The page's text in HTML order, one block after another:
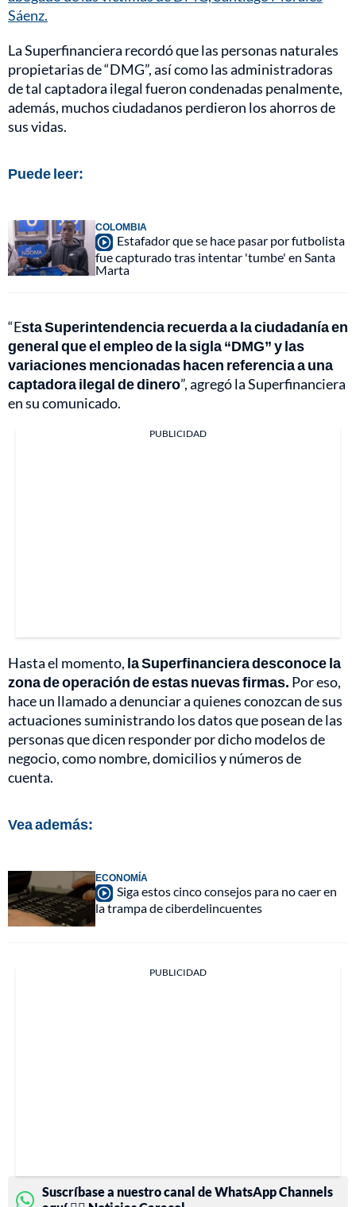
Sáenz.
La Superfinanciera recordó que las personas naturales
propietarias de “DMG”, así como las administradoras
de tal captadora ilegal fueron condenadas penalmente,
además, muchos ciudadanos perdieron los ahorros de
sus vidas.
Puede leer:
COLOMBIA
Estafador que se hace pasar por futbolista
fue capturado tras intentar 'tumbe' en Santa
Marta
“Esta Superintendencia recuerda a la ciudadanía en
general que el empleo de la sigla “DMG” y las
variaciones mencionadas hacen referencia a una
captadora ilegal de dinero”, agregó la Superfinanciera
en su comunicado.
PUBLICIDAD
Hasta el momento, la Superfinanciera desconoce la
zona de operación de estas nuevas firmas. Por eso,
hace un llamado a denunciar a quienes conozcan de sus
actuaciones suministrando los datos que posean de las
personas que dicen responder por dicho modelos de
negocio, como nombre, domicilios y números de
cuenta.
Vea además:
ECONOMÍA
Siga estos cinco consejos para no caer en
la trampa de ciberdelincuentes
PUBLICIDAD
Suscríbase a nuestro canal de WhatsApp Channels